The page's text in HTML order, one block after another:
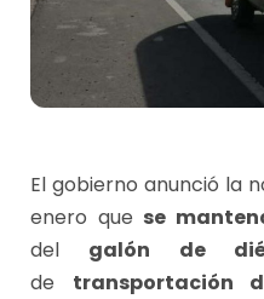
El gobierno anunció la
enero que se
del galón de
de transportación